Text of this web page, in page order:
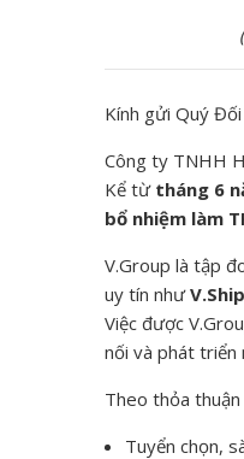
(ATLANTIC
Kính gửi Quý
Công ty TNHH
Kể từ tháng 6
bổ nhiệm làm
V.Group là tập
uy tín như
Việc được
nối và phát triển
Theo thỏa
Tuyển chọn,